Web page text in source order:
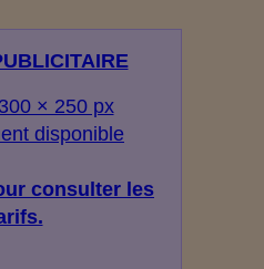
× 250 px
disponible
consulter les